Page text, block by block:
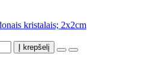
kristalais; 2x2cm
Į krepšelį